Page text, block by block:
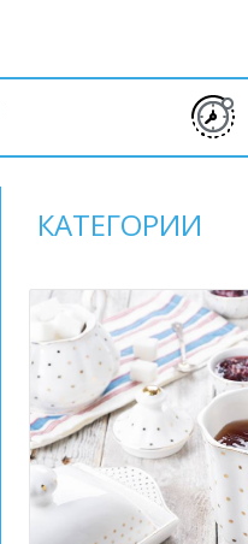
КАТЕГОРИИ